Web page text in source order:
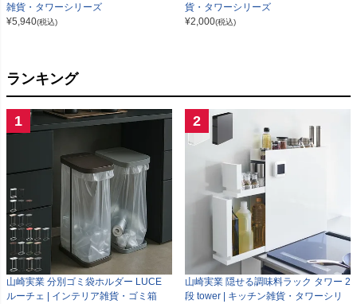
雑貨・タワーシリーズ
¥5,940(税込)
貨・タワーシリーズ
¥2,000(税込)
ランキング
1
山崎実業 分別ゴミ袋ホルダー LUCE
ルーチェ | インテリア雑貨・ゴミ箱
2
山崎実業 隠せる調味料ラック タワー 2
段 tower | キッチン雑貨・タワーシリ